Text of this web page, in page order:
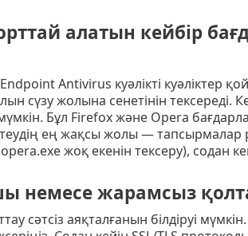
алатын кейбір
Endpoint Antivirus куәлікті
сүзу жолына сенетінін тексереді.
мүмкін. Бұл Firefox және Opera
ең жақсы жолы — тапсырмалар
жоқ екенін тексеру), содан
немесе жарамсыз
сәтсіз аяқталғанын білдіруі